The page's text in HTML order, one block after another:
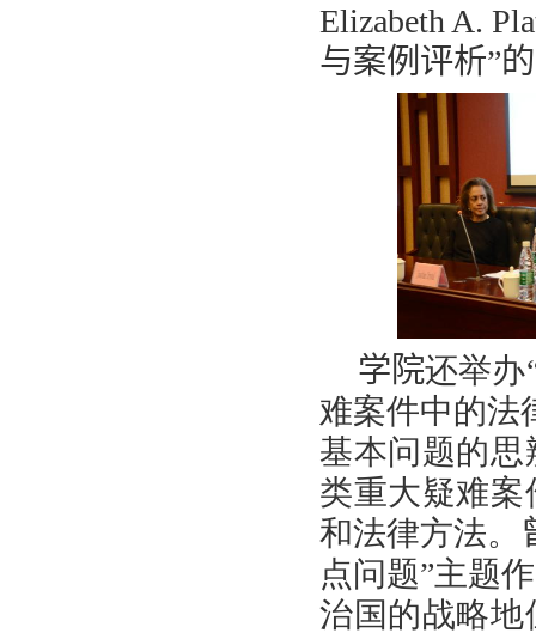
Elizabeth A.
与案例评析”
学院还举办
难案件中的法
基本问题的
类重大疑难
和法律方法。
点问题”主题
治国的战略地